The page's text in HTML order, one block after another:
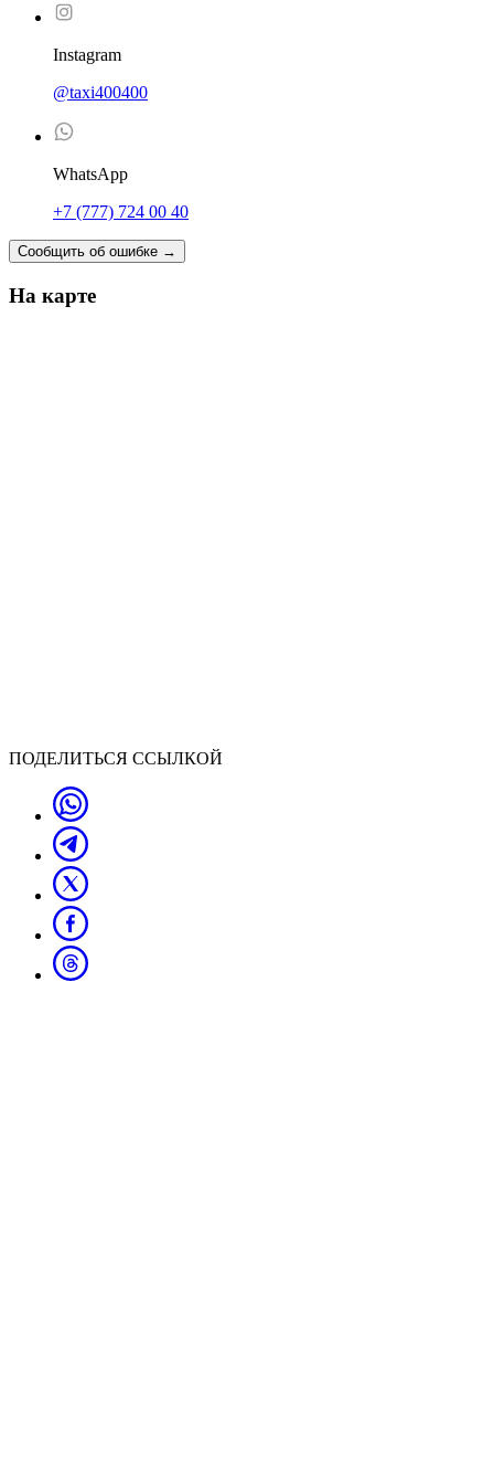
Instagram
@taxi400400
WhatsApp
+7 (777) 724 00 40
Сообщить об ошибке →
На карте
ПОДЕЛИТЬСЯ ССЫЛКОЙ